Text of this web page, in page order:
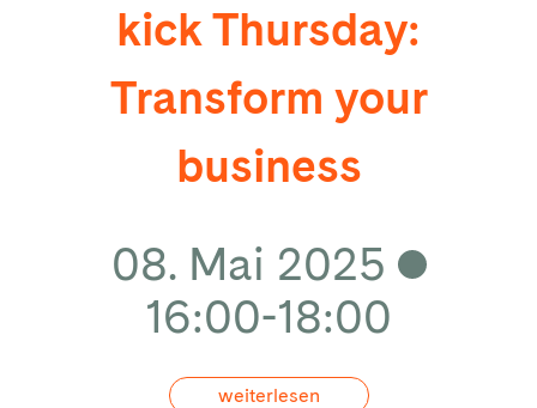
kick Thursday:
Transform your
business
08. Mai 2025
16:00-18:00
weiterlesen